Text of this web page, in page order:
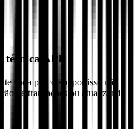
técnica API
cada processo, por isso não é
de transações ou atualizando